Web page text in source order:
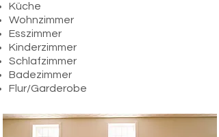
Küche
Wohnzimmer
Esszimmer
Kinderzimmer
Schlafzimmer
Badezimmer
Flur/Garderobe